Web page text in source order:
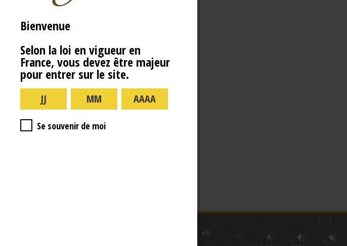
Bienvenue
Selon la loi en vigueur en
France, vous devez être majeur
pour entrer sur le site.
Se souvenir de moi